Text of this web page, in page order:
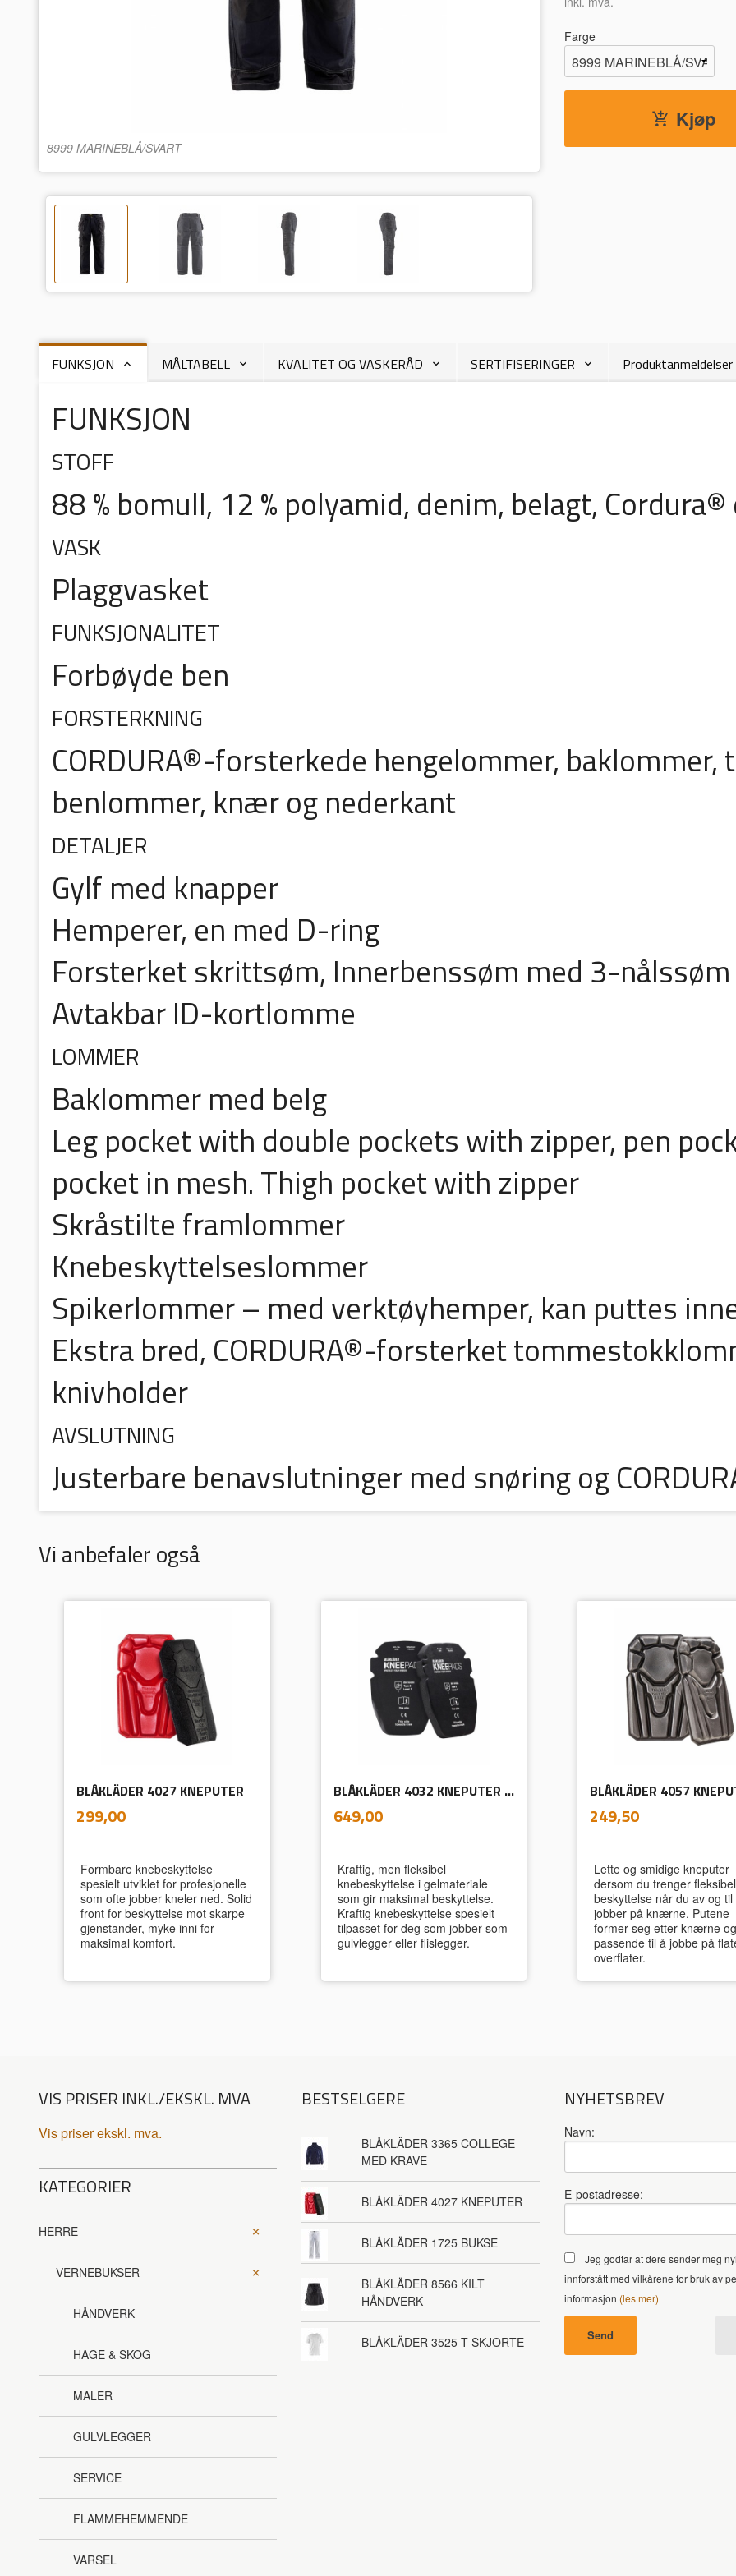
8999 MARINEBLÅ/SVART 8999 MARINEBLÅ/SVART
Farge
Kjøp
FUNKSJON MÅLTABELL KVALITET OG VASKERÅD SERTIFISERINGER Produktanmeldelser
FUNKSJON
STOFF
88 % bomull, 12 % polyamid, denim, belagt,
VASK
Plaggvasket
FUNKSJONALITET
Forbøyde ben
FORSTERKNING
CORDURA®-forsterkede hengelommer,
benlommer, knær og nederkant
DETALJER
Gylf med knapper
Hemperer, en med D-ring
Forsterket skrittsøm, Innerbenssøm med 3-nålssøm
Avtakbar ID-kortlomme
LOMMER
Baklommer med belg
Leg pocket with double pockets with zipper, pen
pocket in mesh. Thigh pocket with zipper
Skråstilte framlommer
Knebeskyttelseslommer
Spikerlommer – med verktøyhemper, kan puttes
Ekstra bred, CORDURA®-forsterket
knivholder
AVSLUTNING
Justerbare benavslutninger med snøring og
Vi anbefaler også
BLÅKLÄDER 4027 KNEPUTER
Pris
299,00mva.
Formbare knebeskyttelse
spesielt utviklet for profesjonelle
som ofte jobber kneler ned. Solid
front for beskyttelse mot skarpe
gjenstander, myke inni for
maksimal komfort.
BLÅKLÄDER 4032 KNEPUTER AV GEL-MATERIALE 25 MM
Pris
649,00mva.
Kraftig, men fleksibel
knebeskyttelse i gelmateriale
som gir maksimal beskyttelse.
Kraftig knebeskyttelse spesielt
tilpasset for deg som jobber som
gulvlegger eller flislegger.
Pris
249,50mva.
Lette og smidige kneputer
dersom du trenger fleksibel
beskyttelse når du av og til
jobber på knærne. Putene
former seg etter knærne
passende til å jobbe på
overflater.
VIS PRISER INKL./EKSKL. MVA
Vis priser ekskl. mva.
KATEGORIER
HERRE
VERNEBUKSER
HÅNDVERK
HAGE & SKOG
MALER
GULVLEGGER
SERVICE
FLAMMEHEMMENDE
VARSEL
BESTSELGERE
BLÅKLÄDER 3365 COLLEGE
MED KRAVE
BLÅKLÄDER 4027 KNEPUTER
BLÅKLÄDER 1725 BUKSE
BLÅKLÄDER 8566 KILT
HÅNDVERK
BLÅKLÄDER 3525 T-SKJORTE
NYHETSBREV
Navn:
E-postadresse:
Jeg godtar at dere sender meg
innforstått med vilkårene for bruk av
informasjon (les mer)